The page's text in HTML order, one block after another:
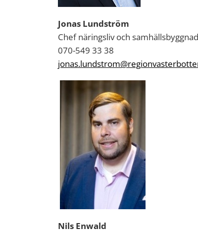
Jonas Lundström
Chef näringsliv och samhällsbyggnad
070-549 33 38
Nils Enwald